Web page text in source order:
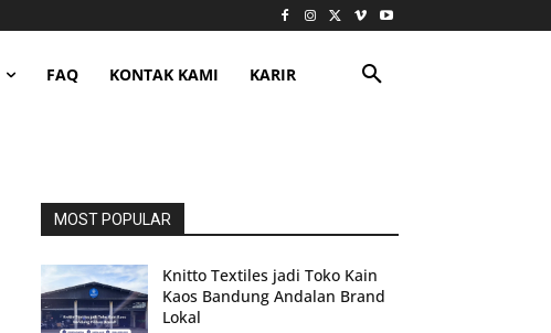
FAQ KONTAK KAMI KARIR
MOST POPULAR
Knitto Textiles jadi Toko Kain
Kaos Bandung Andalan Brand
Lokal